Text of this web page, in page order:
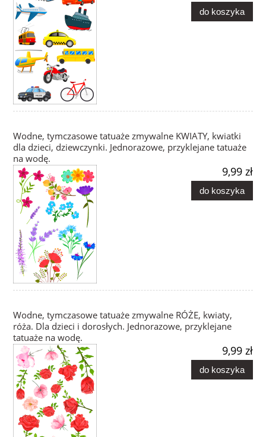
do koszyka
Wodne, tymczasowe tatuaże zmywalne KWIATY, kwiatki
dla dzieci, dziewczynki. Jednorazowe, przyklejane tatuaże
na wodę.
9,99 zł
do koszyka
Wodne, tymczasowe tatuaże zmywalne RÓŻE, kwiaty,
róża. Dla dzieci i dorosłych. Jednorazowe, przyklejane
tatuaże na wodę.
9,99 zł
do koszyka